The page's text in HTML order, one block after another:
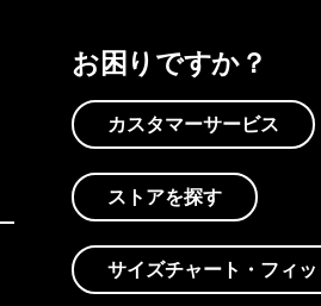
お困りですか？
カスタマーサービス
ストアを探す
サイズチャート・フィ